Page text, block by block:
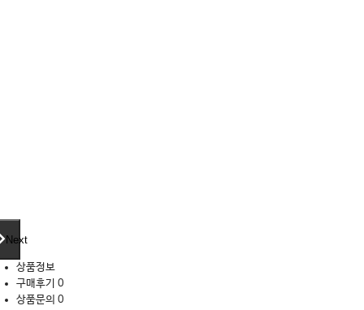
Next
상품정보
구매후기 0
상품문의 0